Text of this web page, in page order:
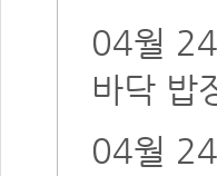
04월
바닥 밥
04월